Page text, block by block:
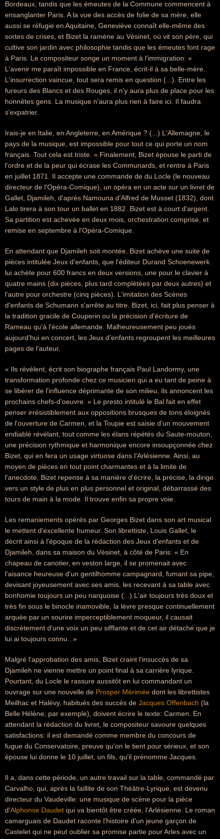
Bordeaux, tandis que les émeutes de la Commune commencent à
ensanglanter Paris. A la vue des accès de folie de sa mère, elle
aussi se réfugie en Aquitaine, Geneviève connaît elle-même des
sortes de crises, et Bizet la ramène au Vésinet, où vit son père, qui
cultive son jardin avec philosophie tandis que les émeutes font rage
à Paris. Le compositeur songe un moment à l'immigration: «
L'avenir me paraît impossible en France, écrit-il à sa belle-mère.
L'insurrection vaincue, tout sera remis en question (...). Entre les
fureurs des Blancs et des Rouges, il n'y aura plus de place pour les
honnêtes gens. La musique n'aura plus rien à faire ici. Il faudra
s'expatrier.
Irais-je en Italie, en Angleterre, en Amérique ? (...) L'Allemagne, le
pays de la musique, est impossible pour tout ce qui porte un nom
français. Tout cela est triste. » Finalement, Bizet épouse le parti de
l'ordre et de la peur qui écrase les Communards, et rentre à Paris
en juillet 1871. Il accepte une commande de du Locle (le nouveau
directeur de l'Opéra-Comique), un opéra en un acte sur un livret de
Gallet, Djamileh, d'après Namouna d'Alfred de Musset (1832), dont
Lalo tirera à son tour un ballet en 1882. Bizet est à court d'argent.
Sa partition est achevée en deux mois, orchestration comprise, et
remise en septembre à l'Opéra-Comique.
En attendant que Djamileh soit montée, Bizet achève une suite de
pièces intitulée Jeux d'enfants, que l'éditeur Durand Schoenewerk
lui achète pour 600 francs en deux versions, une pour le clavier à
quatre mains (dix pièces, plus tard complétées par deux autres) et
l'autre pour orchestre (cinq pièces). L'imitation des Scènes
d'enfants de Schumann s'arrête au titre. Bizet, ici, fait plus penser à
la tradition gracile de Couperin ou la précision d'écriture de
Rameau qu'à l'école allemande. Malheureusement peu joués
aujourd'hui en concert, les Jeux d'enfants regroupent les meilleures
pages de l'auteur.
« Ils révèlent, écrit son biographe français Paul Landormy, une
transformation profonde chez ce musicien qui a eu tant de peine à
se libérer de l'influence déprimante de son milieu; ils annoncent les
prochains chefs-d'oeuvre. » Le presto intitulé le Bal fait en effet
penser irrésistiblement aux oppositions brusques de tons éloignés
de l'ouverture de Carmen, et la Toupie est saisie d'un mouvement
endiablé révélant, tout comme les élans répétés du Saute-mouton,
une précision rythmique et harmonique encore insoupçonnée chez
Bizet, qui en fera un usage virtuose dans l'Arlésienne. Ainsi, au
moyen de pièces en tout point charmantes et à la limite de
l'anecdote, Bizet repense à sa manière d'écrire, la précise, la dirige
vers un style de plus en plus personnel et original, débarrassé des
tours de main à la mode. Il trouve enfin sa propre voie.
Les remaniements opérés par Georges Bizet dans son art musical
le mettent d'excellente humeur. Son librettiste, Louis Gallet, le
décrit ainsi à l'époque de la rédaction des Jeux d'enfants et de
Djamileh, dans sa maison du Vésinet, à côté de Paris: « En
chapeau de canotier, en veston large, il se promenait avec
l'aisance heureuse d'un gentilhomme campagnard, fumant sa pipe,
devisant joyeusement avec ses amis, les recevant à sa table avec
bonhomie toujours un peu narquoise (...) L'air toujours très doux et
très fin sous le binocle inamovible, la lèvre presque continuellement
arquée par un sourire imperceptiblement moqueur, il causait
discrètement d'une voix un peu sifflante et de cet air détaché que je
lui ai toujours connu...»
Malgré l'approbation des amis, Bizet craint l'insuccès de sa
Djamileh ne vienne mettre un point final à sa carrière lyrique.
Pourtant, du Locle le rassure aussitôt en lui commandant un
ouvrage sur une nouvelle de Prosper Mérimée dont les librettistes
Meilhac et Halévy, habitués des succès de Jacques Offenbach (la
Belle Hélène, par exemple), doivent écrire le texte: Carmen. En
attendant la rédaction du livret, le compositeur savoure quelques
satisfactions: il est demandé comme membre du concours de
fugue du Conservatoire, preuve qu'on le tient pour sérieux, et son
épouse lui donne le 10 juillet, un fils, qu'il prénomme Jacques.
Il a, dans cette période, un autre travail sur la table, commandé par
Carvalho, qui, après la faillite de son Théâtre-Lyrique, est devenu
directeur du Vaudeville: une musique de scène pour la pièce
d'Alphonse Daudet qui va bientôt être créée, l'Arlésienne. Le roman
camarguais de Daudet raconte l'histoire d'un jeune garçon de
Castelet qui ne peut oublier sa promise partie pour Arles avec un